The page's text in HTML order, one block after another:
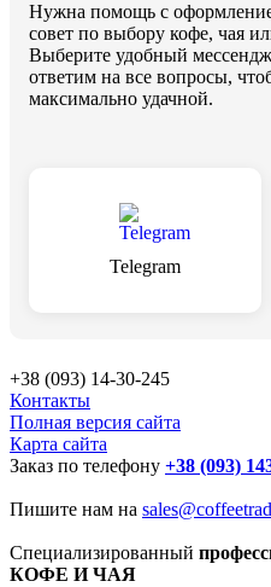
Нужна помощь с
совет по выбору кофе, чая
Выберите удобный
ответим на все вопросы,
максимально удачной.
Telegram
+38 (093) 14-30-245
Контакты
Полная версия сайта
Карта сайта
Заказ по телефону +38 (093)
Пишите нам на
Специализированный
КОФЕ И ЧАЯ